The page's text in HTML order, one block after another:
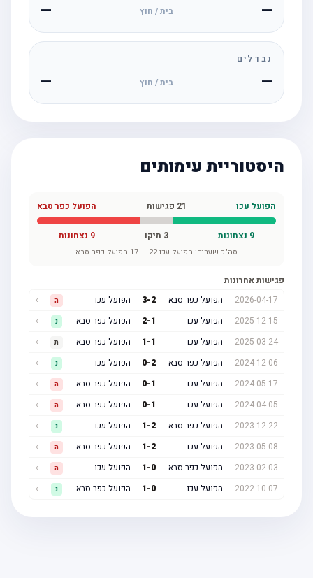
— בית / חוץ —
נבדלים
— בית / חוץ —
היסטוריית עימותים
הפועל עכו פגישות הפועל כפר סבא
נצחונות תיקו נצחונות
סה"כ שערים:הפועל עכו22
—
17 הפועל כפר סבא
פגישות אחרונות
2026-04-17
הפועל כפר סבא 3 הפועל עכו
2025-12-15
הפועל עכו 2 הפועל כפר סבא
2025-03-24
הפועל עכו 1 הפועל כפר סבא
2024-12-06
הפועל כפר סבא 0 הפועל עכו
2024-05-17
הפועל עכו 0 הפועל כפר סבא
2024-04-05
הפועל עכו 0 הפועל כפר סבא
2023-12-22
הפועל כפר סבא 1 הפועל עכו
2023-05-08
הפועל עכו 1 הפועל כפר סבא
2023-02-03
הפועל כפר סבא 1 הפועל עכו
2022-10-07
הפועל עכו 1 הפועל כפר סבא